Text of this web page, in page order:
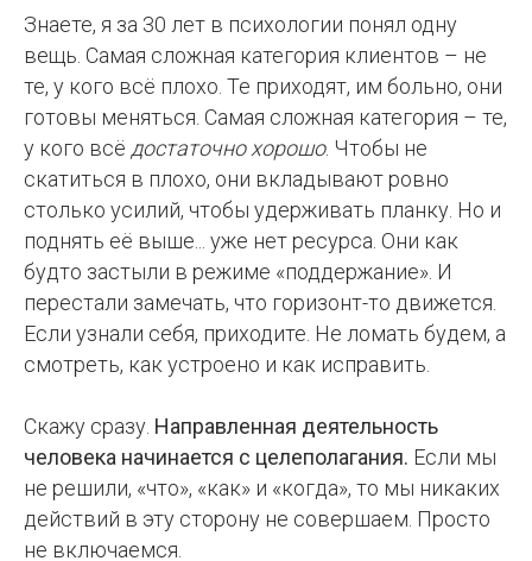
Знаете, я за 30 лет в психологии понял одну
вещь. Самая сложная категория клиентов – не
те, у кого всё плохо. Те приходят, им больно, они
готовы меняться. Самая сложная категория – те,
у кого всё достаточно хорошо. Чтобы не
скатиться в плохо, они вкладывают ровно
столько усилий, чтобы удерживать планку. Но и
поднять её выше... уже нет ресурса. Они как
будто застыли в режиме «поддержание». И
перестали замечать, что горизонт-то движется.
Если узнали себя, приходите. Не ломать будем, а
смотреть, как устроено и как исправить.
Скажу сразу. Направленная деятельность
человека начинается с целеполагания. Если мы
не решили, «что», «как» и «когда», то мы никаких
действий в эту сторону не совершаем. Просто
не включаемся.